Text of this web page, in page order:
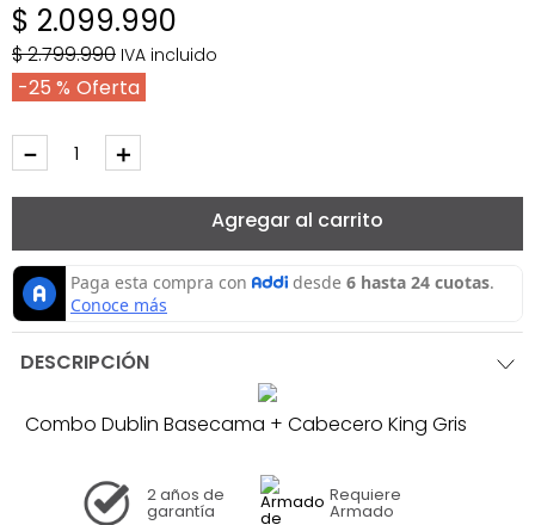
$ 2.099.990
$2.799.990 IVA incluido
25 %
＋
－
Agregar al carrito
DESCRIPCIÓN
Combo Dublin Basecama + Cabecero King Gris
2 años de
garantía
Requiere
Armado